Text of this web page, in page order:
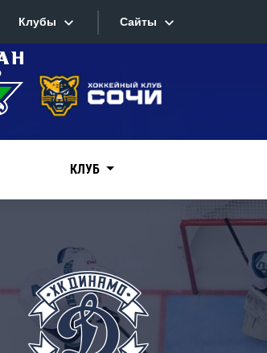
Клубы
Конференция «Запад»
Дивизион Боброва
Дивизион Тарасова
Динамо Мн
Динамо М
Сайты
Сайты
Текстовые трансляции
Интернет-магазин
Фотобанк
Приложение КХЛ
КЛУБ